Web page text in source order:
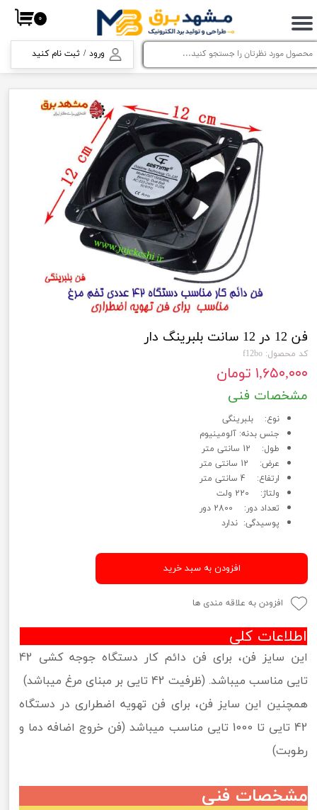
ورود / ثبت نام کنید
حساب کاربری من
تغییر گذر واژه
سفارشات
خروج از حساب کاربری
۰
فن 12 در 12 سانت بلبرینگ دار
کد محصول: f12bo
۱,۶۵۰,۰۰۰ تومان
مشخصات فنی
نوع: بلبرینگی
جنس بدنه: آلومینیوم
طول: 12 سانتی متر
عرض: 12 سانتی متر
ارتفاع: 4 سانتی متر
ولتاژ: 220 ولت
تعداد دور: 2800 دور
پوسیدگی: ندارد
افزودن به سبد خرید
افزودن به علاقه مندی ها
اطلاعات کلی
این سایز فن، برای فن دائم کار دستگاه جوجه کشی 42
تایی مناسب میباشد. (ظرفیت 42 تایی بر مبنای مرغ میباشد)
همچنین این سایز فن، برای فن تهویه اضطراری در دستگاه
42 تایی تا 1000 تایی مناسب میباشد (فن خروج اضافه دما و
رطوبت)
مشخصات فنی